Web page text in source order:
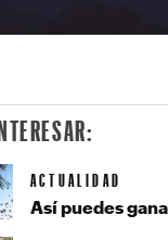
ACTUALIDAD
Así puedes